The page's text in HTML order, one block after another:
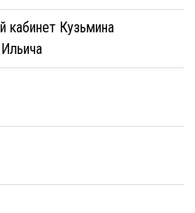
кабинет Кузьмина